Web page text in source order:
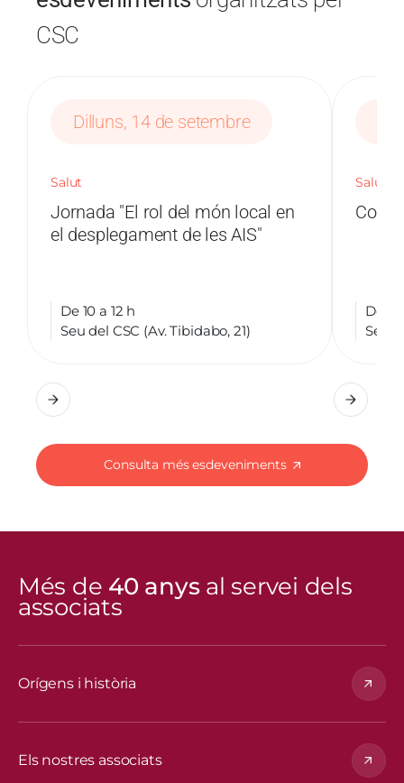
CSC
Dilluns, 14 de setembre
Salut
Jornada "El rol del món local en
el desplegament de les AIS"
De 10 a 12 h
Seu del CSC (Av. Tibidabo, 21)
Salut
De
Seu
Consulta més esdeveniments
Més de 40 anysal servei dels
associats
Orígens i història
Els nostres associats